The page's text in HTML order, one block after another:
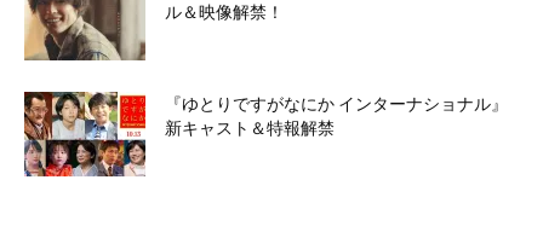
ル＆映像解禁！
『ゆとりですがなにか インターナショナル』
新キャスト＆特報解禁